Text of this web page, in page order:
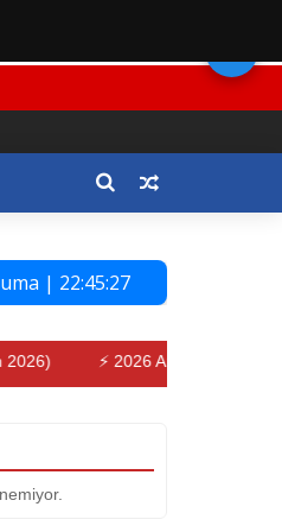
| 22:45:28
⚡ 2026 Araç Muayenelerinde Son